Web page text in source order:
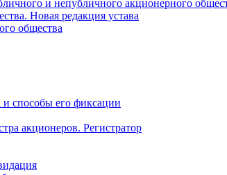
и непубличного акционерного
Новая редакция устава
общества
и способы его фиксации
акционеров. Регистратор